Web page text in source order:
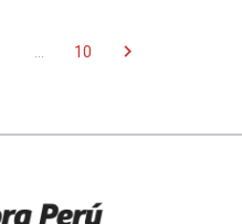
10 chevron_right